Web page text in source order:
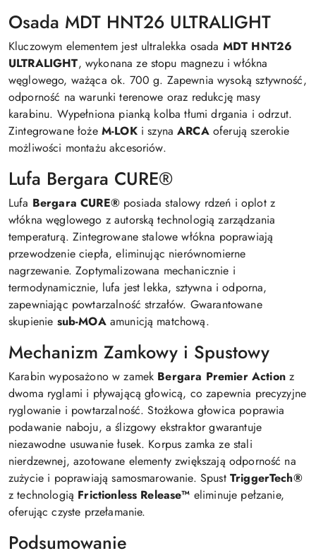
Osada MDT HNT26 ULTRALIGHT
Kluczowym elementem jest ultralekka osada MDT HNT26
ULTRALIGHT, wykonana ze stopu magnezu i włókna
węglowego, ważąca ok. 700 g. Zapewnia wysoką sztywność,
odporność na warunki terenowe oraz redukcję masy
karabinu. Wypełniona pianką kolba tłumi drgania i odrzut.
Zintegrowane łoże M-LOKi szynaARCAoferują szerokie
możliwości montażu akcesoriów.
Lufa Bergara CURE®
Lufa Bergara CURE®posiada stalowy rdzeń i oplot z
włókna węglowego z autorską technologią zarządzania
temperaturą. Zintegrowane stalowe włókna poprawiają
przewodzenie ciepła, eliminując nierównomierne
nagrzewanie. Zoptymalizowana mechanicznie i
termodynamicznie, lufa jest lekka, sztywna i odporna,
zapewniając powtarzalność strzałów. Gwarantowane
skupienie sub-MOAamunicją matchową.
Mechanizm Zamkowy i Spustowy
Karabin wyposażono w zamek Bergara Premier Actionz
dwoma ryglami i pływającą głowicą, co zapewnia precyzyjne
ryglowanie i powtarzalność. Stożkowa głowica poprawia
podawanie naboju, a ślizgowy ekstraktor gwarantuje
niezawodne usuwanie łusek. Korpus zamka ze stali
nierdzewnej, azotowane elementy zwiększają odporność na
zużycie i poprawiają samosmarowanie. Spust TriggerTech®
z technologią Frictionless Release™ eliminuje pełzanie,
oferując czyste przełamanie.
Podsumowanie